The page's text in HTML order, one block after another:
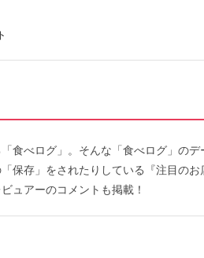
食べログ」。そんな「食べログ」の
保存」をされたりしている『注目の
ュアーのコメントも掲載！